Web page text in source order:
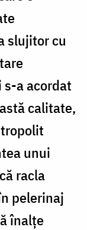
slujitor cu
a acordat
calitate,
unui
racla
pelerinaj
înalţe